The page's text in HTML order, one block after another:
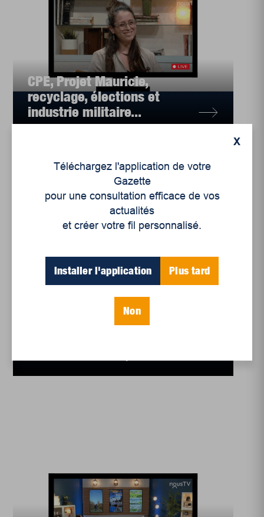
CPE, Projet Mauricie,
recyclage, élections et
industrie militaire...
Le temps des Fêtes
X
Téléchargez l'application de votre
Gazette
pour une consultation efficace de vos
actualités
et créer votre fil personnalisé.
Installer l'application Plus tard
Non